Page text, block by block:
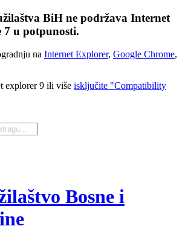
BiH ne podržava Internet
u potpunosti.
na Internet Explorer, Google Chrome,
explorer 9 ili više isključite "Compatibility
Bosne i